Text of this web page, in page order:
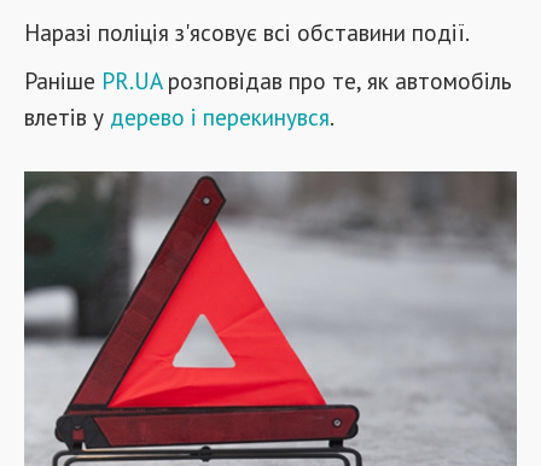
Наразі поліція з'ясовує всі обставини події.
Раніше PR.UAрозповідав про те, як автомобіль
влетів у дерево і перекинувся.